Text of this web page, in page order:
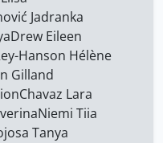
Jadranka
Drew Eileen
Hanson Hélène
Gilland
Chavaz Lara
Niemi Tiia
Tanya